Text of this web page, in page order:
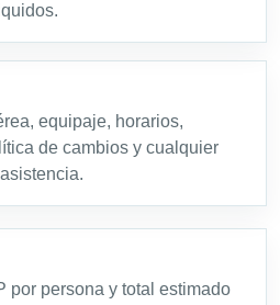
equipaje, horarios,
de cambios y cualquier
por persona y total estimado